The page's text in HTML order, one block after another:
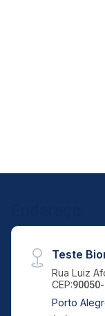
Teste
Rua Luiz
CEP:
Porto